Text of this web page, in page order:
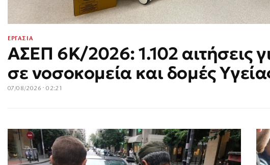
ΕΡΓΑΣΙΑ
ΑΣΕΠ 6Κ/2026: 1.102 αιτήσεις
σε νοσοκομεία και δομές
07/08/2026 · 02:21